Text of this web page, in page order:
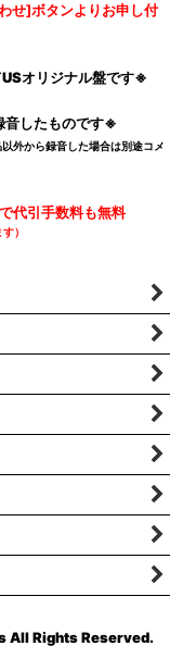
せ]ボタンよりお申し付
オリジナル盤です※
音したものです※
外から録音した場合は別途コメ
代引手数料も無料
）
All Rights Reserved.